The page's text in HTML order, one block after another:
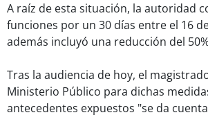
A raíz de esta situación, la autoridad
funciones por un 30 días entre el 16
además incluyó una reducción del
Tras la audiencia de hoy, el
Ministerio Público para dichas
antecedentes expuestos "se da